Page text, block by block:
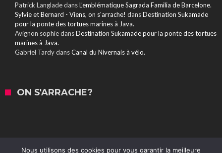
Patrick LangladedansL’emblématique Sagrada Familia de Barcelone.
Sylvie et Bernard - Viens, on s'arrache! dansDestination Sukamade
pour la ponte des tortues marines à Java.
Avignon sophiedansDestination Sukamade pour la ponte des tortues
marines à Java.
Gabriel TardydansCanal du Nivernais à vélo.
ON S'ARRACHE?
Nous utilisons des cookies pour vous garantir la meilleure